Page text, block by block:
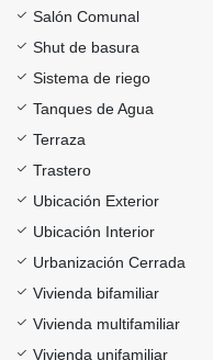
Salón Comunal
Shut de basura
Sistema de riego
Tanques de Agua
Terraza
Trastero
Ubicación Exterior
Ubicación Interior
Urbanización Cerrada
Vivienda bifamiliar
Vivienda multifamiliar
Vivienda unifamiliar